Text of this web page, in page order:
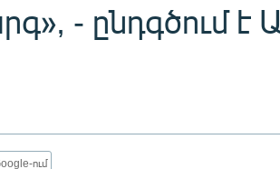
- ընդգծում է
ում